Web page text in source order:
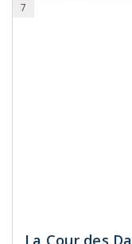
7
La Cour des